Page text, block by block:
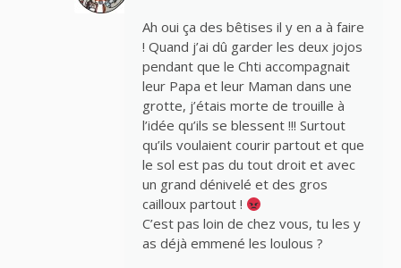
Ah oui ça des bêtises il y en a à faire
! Quand j’ai dû garder les deux jojos
pendant que le Chti accompagnait
leur Papa et leur Maman dans une
grotte, j’étais morte de trouille à
l’idée qu’ils se blessent !!! Surtout
qu’ils voulaient courir partout et que
le sol est pas du tout droit et avec
un grand dénivelé et des gros
cailloux partout !
C’est pas loin de chez vous, tu les y
as déjà emmené les loulous ?